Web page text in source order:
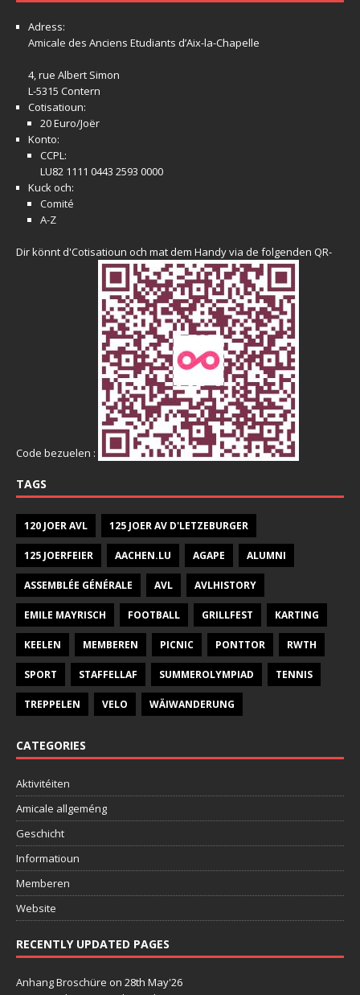
Adress:
Amicale des Anciens Etudiants d’Aix-la-Chapelle
4, rue Albert Simon
L-5315 Contern
Cotisatioun:
20 Euro/Joër
Konto:
CCPL:
LU82 1111 0443 2593 0000
Kuck och:
Comité
A-Z
Dir könnt d'Cotisatioun och mat dem Handy via de folgenden QR-
Code bezuelen :
TAGS
120 JOER AVL 125 JOER AV D'LETZEBURGER
125 JOERFEIER AACHEN.LU AGAPE ALUMNI
ASSEMBLÉE GÉNÉRALE AVL AVLHISTORY
EMILE MAYRISCH FOOTBALL GRILLFEST KARTING
KEELEN MEMBEREN PICNIC PONTTOR RWTH
SPORT STAFFELLAF SUMMEROLYMPIAD TENNIS
TREPPELEN VELO WÄIWANDERUNG
CATEGORIES
Aktivitéiten
Amicale allgeméng
Geschicht
Informatioun
Memberen
Website
RECENTLY UPDATED PAGES
Anhang Broschüre on 28th May'26